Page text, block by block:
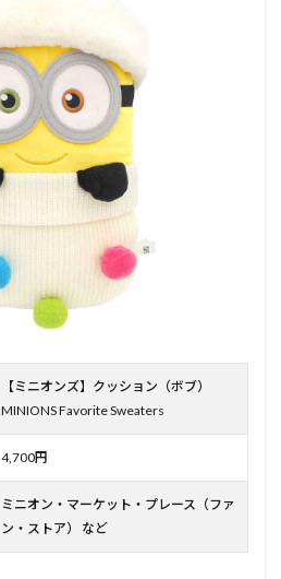
【ミニオンズ】クッション（ボブ）
MINIONS Favorite Sweaters
4,700円
ミニオン・マーケット・プレース（ファ
ン・ストア） など